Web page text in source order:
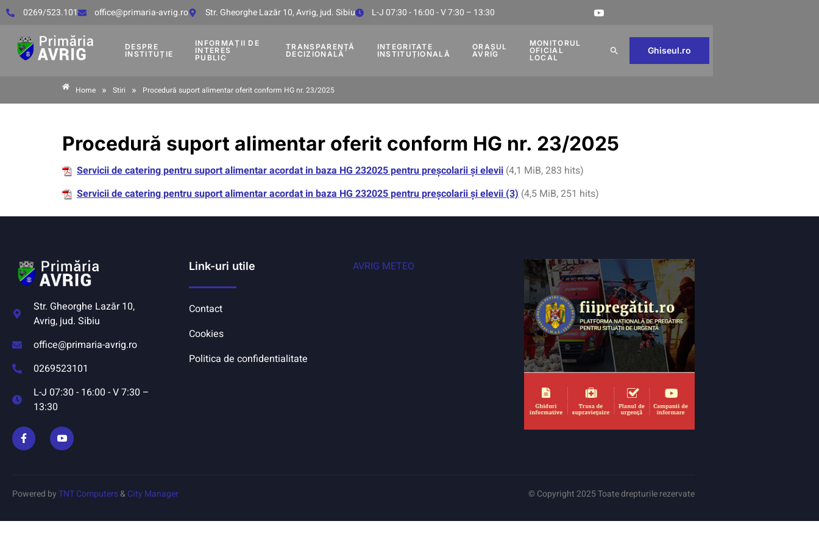
0269/523.101 office@primaria-avrig.ro Str. Gheorghe Lazăr 10, Avrig, jud. Sibiu L-J 07:30 - 16:00 - V 7:30 – 13:30
DESPRE
INSTITUȚIE
INFORMAȚII DE
INTERES
PUBLIC
TRANSPARENȚĂ
DECIZIONALĂ
INTEGRITATE
INSTITUȚIONALĂ
ORAȘUL
AVRIG
MONITORUL
OFICIAL
LOCAL
Ghiseul.ro
Home » Stiri » Procedură suport alimentar oferit conform HG nr. 23/2025
Procedură suport alimentar oferit conform HG nr. 23/2025
Servicii de catering pentru suport alimentar acordat in baza HG 232025 pentru preșcolarii și elevii (4,1 MiB, 283 hits)
Servicii de catering pentru suport alimentar acordat in baza HG 232025 pentru preșcolarii și elevii (3) (4,5 MiB, 251 hits)
Str. Gheorghe Lazăr 10,
Avrig, jud. Sibiu
office@primaria-avrig.ro
0269523101
L-J 07:30 - 16:00 - V 7:30 –
13:30
Link-uri utile
Contact
Cookies
Politica de confidentialitate
AVRIG METEO
Powered byTNT Computers&City Manager © Copyright 2025 Toate drepturile rezervate